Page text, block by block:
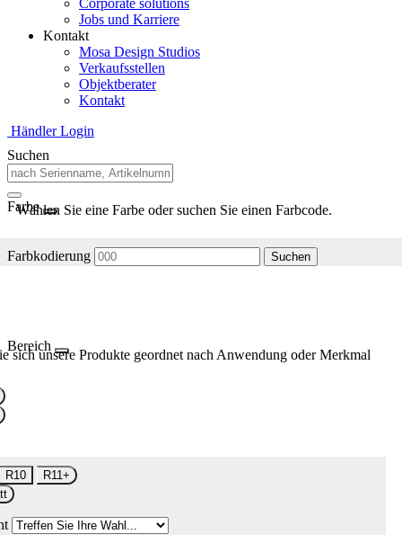
Corporate solutions
Jobs und Karriere
Kontakt
Mosa Design Studios
Verkaufsstellen
Objektberater
Kontakt
Händler Login
Suchen
Farbe
Wählen Sie eine Farbe oder suchen Sie einen Farbcode.
Farbkodierung Suchen
Bereich
sich unsere Produkte geordnet nach Anwendung oder Merkmal
R10
R11+